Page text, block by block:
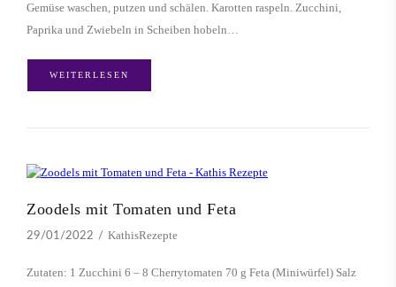
Gemüse waschen, putzen und schälen. Karotten raspeln. Zucchini,
Paprika und Zwiebeln in Scheiben hobeln…
WEITERLESEN
Zoodels mit Tomaten und Feta
29/01/2022 KathisRezepte
Zutaten: 1 Zucchini 6 – 8 Cherrytomaten 70 g Feta (Miniwürfel) Salz